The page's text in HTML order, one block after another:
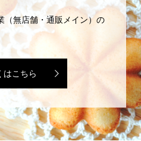
（無店舗・通販メイン）の
はこちら